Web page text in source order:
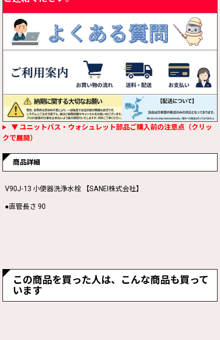
▼ ユニットバス・ウォシュレット部品ご購入前の注意点（クリッ
クで展開）
商品詳細
V90J-13 小便器洗浄水栓 【SANEI株式会社】
●直管長さ 90
この商品を買った人は、こんな商品も買って
います